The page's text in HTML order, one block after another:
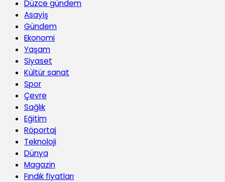
Düzce gündem
Asayiş
Gündem
Ekonomi
Yaşam
Siyaset
Kültür sanat
Spor
Çevre
Sağlık
Eğitim
Röportaj
Teknoloji
Dünya
Magazin
Fındık fiyatları